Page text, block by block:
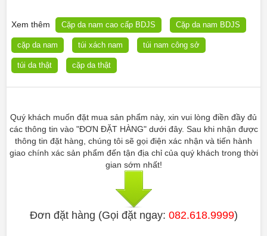
Xem thêm Cặp da nam cao cấp BDJS Cặp da nam BDJS
cặp da nam túi xách nam túi nam công sở
túi da thật cặp da thật
Quý khách muốn đặt mua sản phẩm này, xin vui lòng điền đầy đủ
các thông tin vào "ĐƠN ĐẶT HÀNG" dưới đây. Sau khi nhận được
thông tin đặt hàng, chúng tôi sẽ gọi điện xác nhận và tiến hành
giao chính xác sản phẩm đến tận địa chỉ của quý khách trong thời
gian sớm nhất!
Đơn đặt hàng (Gọi đặt ngay: 082.618.9999)